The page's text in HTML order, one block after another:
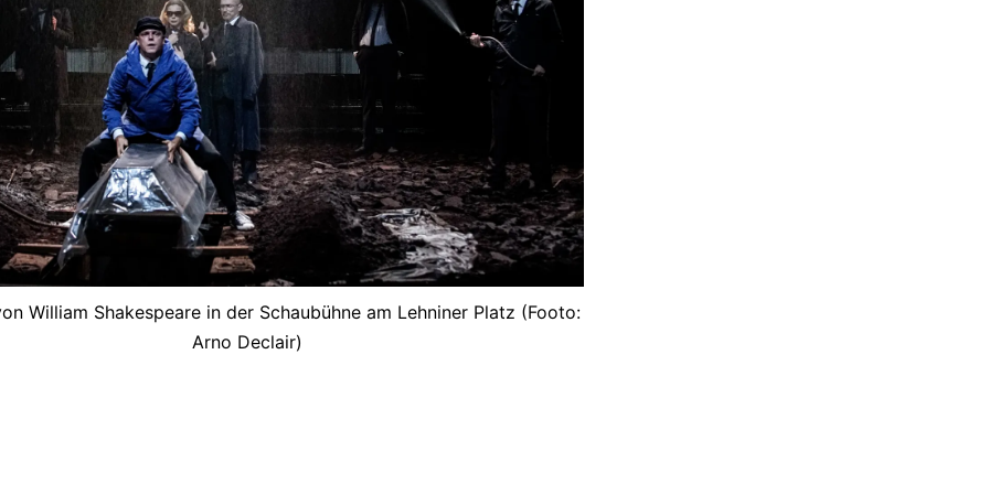
William Shakespeare in der Schaubühne am Lehniner Platz (Footo:
Arno Declair)